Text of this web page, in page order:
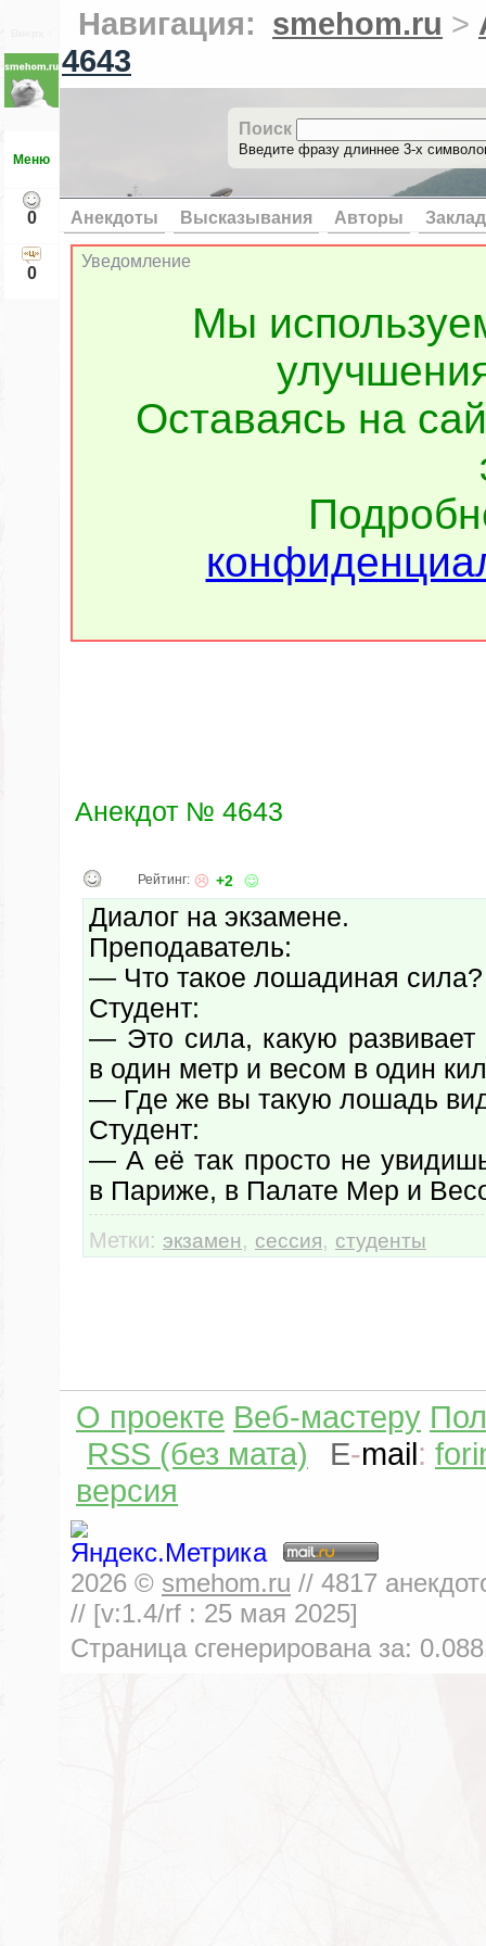
Меню
0
0
Навигация: smehom.ru >
4643
Поиск
Введите фразу длиннее 3-х
Анекдоты Высказывания Авторы
Уведомление
Мы
Оставаясь на
Анекдот № 4643
Рейтинг: +2
Диалог на экзамене.
Преподаватель:
— Что такое лошадиная сила?
Студент:
— Это сила, какую
в один метр и весом в один
— Где же вы такую лошадь
Студент:
— А её так просто не
в Париже, в Палате Мер и
Метки: экзамен, сессия, студенты
О проекте Веб-мастеру
RSS (без мата)
E-mail:
версия
2026 © smehom.ru // 4817
// [v:1.4/rf : 25 мая 2025]
Страница сгенерирована за: